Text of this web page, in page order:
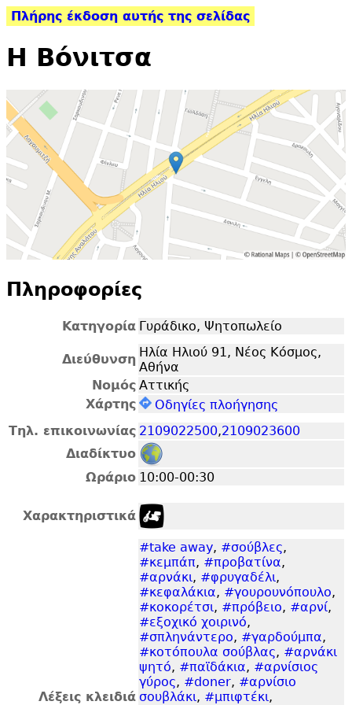
Πλήρης έκδοση αυτής της σελίδας
Η Βόνιτσα
Πληροφορίες
Κατηγορία Γυράδικο, Ψητοπωλείο
Διεύθυνση Ηλία Ηλιού 91, Νέος Κόσμος,
Αθήνα
Νομός Αττικής
Χάρτης
Οδηγίες πλοήγησης
Τηλ. επικοινωνίας 2109022500,2109023600
Διαδίκτυο
Ωράριο 10:00-00:30
Χαρακτηριστικά
Λέξεις κλειδιά
#take away, #σούβλες,
#κεμπάπ, #προβατίνα,
#αρνάκι, #φρυγαδέλι,
#κεφαλάκια, #γουρουνόπουλο,
#κοκορέτσι, #πρόβειο, #αρνί,
#εξοχικό χοιρινό,
#σπληνάντερο, #γαρδούμπα,
#κοτόπουλα σούβλας, #αρνάκι
ψητό, #παϊδάκια, #αρνίσιος
γύρος, #doner, #αρνίσιο
σουβλάκι, #μπιφτέκι,